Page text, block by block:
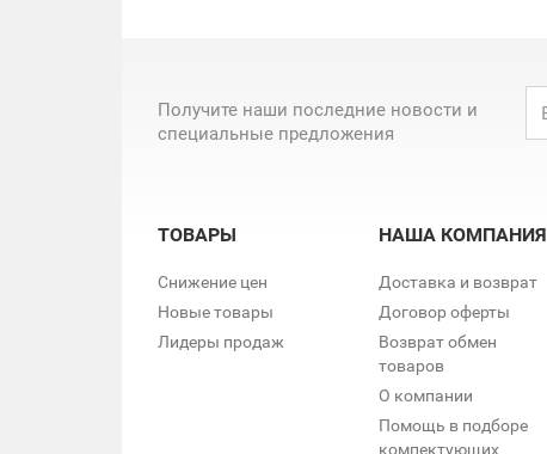
Получите наши последние новости и
специальные предложения
ТОВАРЫ
Снижение цен
Новые товары
Лидеры продаж
НАША КОМПАНИЯ
Доставка и возврат
Договор оферты
Возврат обмен
товаров
О компании
Помощь в подборе
компектующих